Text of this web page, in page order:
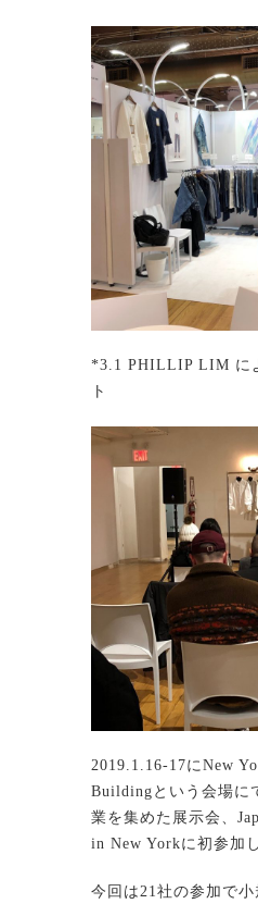
*3.1 PHILLIP LIM に
ト
2019.1.16-17にNew
Buildingという会場に
業を集めた展示会、
in New Yorkに初参加
今回は21社の参加で